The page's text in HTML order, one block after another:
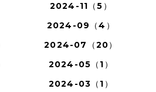
2024-11（5）
2024-09（4）
2024-07（20）
2024-05（1）
2024-03（1）